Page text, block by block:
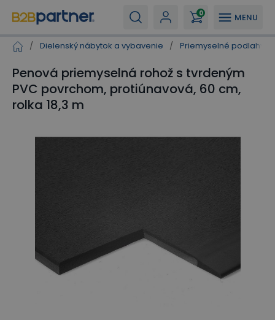
MENU
0
/ Dielenský nábytok a vybavenie / Priemyselné podlahy a
Penová priemyselná rohož s tvrdeným
PVC povrchom, protiúnavová, 60 cm,
rolka 18,3 m